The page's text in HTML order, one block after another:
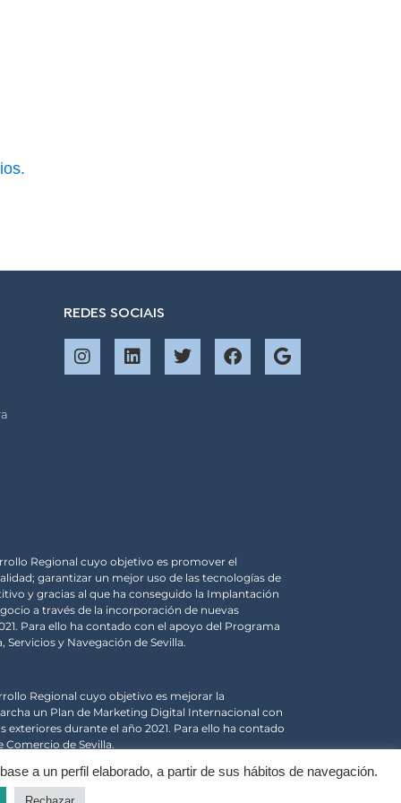
REDES SOCIAIS
Regional cuyo objetivo es promover el
garantizar un mejor uso de las tecnologías de
y gracias al que ha conseguido la Implantación
a través de la incorporación de nuevas
Para ello ha contado con el apoyo del Programa
y Navegación de Sevilla.
Regional cuyo objetivo es mejorar la
un Plan de Marketing Digital Internacional con
durante el año 2021. Para ello ha contado
Comercio de Sevilla.
a un perfil elaborado, a partir de sus hábitos de navegación.